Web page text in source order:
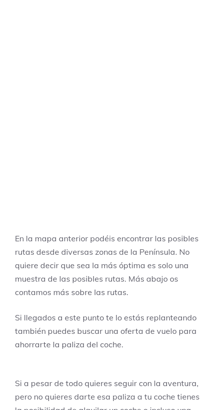
En la mapa anterior podéis encontrar las posibles
rutas desde diversas zonas de la Península. No
quiere decir que sea la más óptima es solo una
muestra de las posibles rutas. Más abajo os
contamos más sobre las rutas.
Si llegados a este punto te lo estás replanteando
también puedes buscar una oferta de vuelo para
ahorrarte la paliza del coche.
Si a pesar de todo quieres seguir con la aventura,
pero no quieres darte esa paliza a tu coche tienes